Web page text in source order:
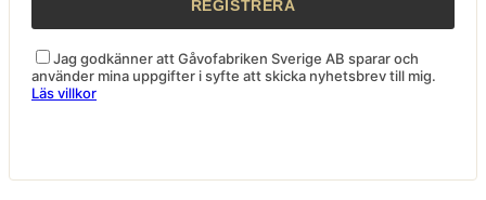
Jag godkänner att Gåvofabriken Sverige AB sparar och
använder mina uppgifter i syfte att skicka nyhetsbrev till mig.
Läs villkor